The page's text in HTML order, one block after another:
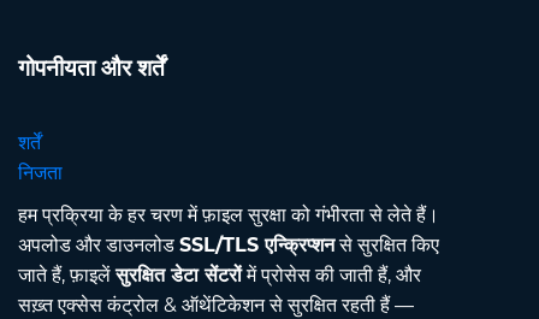
गोपनीयता और शर्तें
शर्तें
निजता
हम प्रक्रिया के हर चरण में फ़ाइल सुरक्षा को गंभीरता से लेते हैं।
अपलोड और डाउनलोड SSL/TLS एन्क्रिप्शनसे सुरक्षित किए
जाते हैं, फ़ाइलेंसुरक्षित डेटा सेंटरोंमें प्रोसेस की जाती हैं, और
सख़्त एक्सेस कंट्रोल & ऑथेंटिकेशन से सुरक्षित रहती हैं —